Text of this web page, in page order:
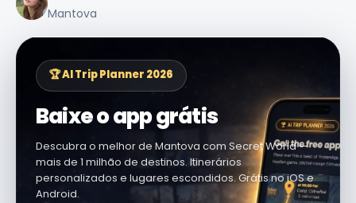
Mantova
🏆 AI Trip Planner 2026
Baixe o app grátis
Descubra o melhor de Mantova com Secret World —
mais de 1 milhão de destinos. Itinerários
personalizados e lugares escondidos. Grátis no iOS e
Android.